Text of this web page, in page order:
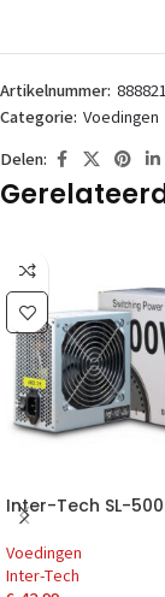
Artikelnummer:
Categorie: Voedingen
Delen:
Inter-Tech SL-500
Voedingen
Inter-Tech